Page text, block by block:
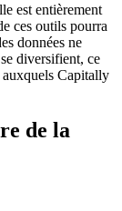
est entièrement
ces outils pourra
données ne
diversifient, ce
auxquels Capitally
de la